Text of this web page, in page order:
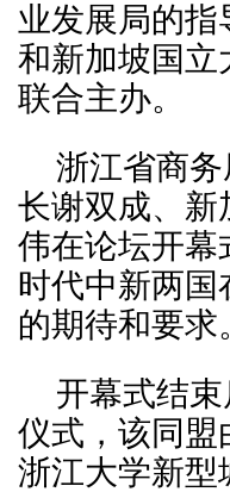
业发展局的
和新加坡国立
联合主办。
浙江省商
长谢双成、新
伟在论坛开幕
时代中新两
的期待和要求
开幕式结束
仪式，该同盟
浙江大学新型